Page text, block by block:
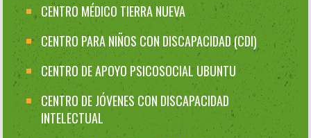
CENTRO MÉDICO TIERRA NUEVA
CENTRO PARA NIÑOS CON DISCAPACIDAD (CDI)
CENTRO DE APOYO PSICOSOCIAL UBUNTU
CENTRO DE JÓVENES CON DISCAPACIDAD
INTELECTUAL